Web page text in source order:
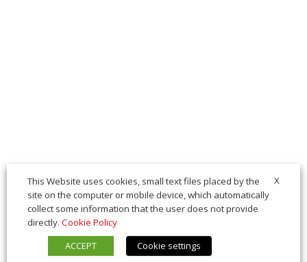
X
This Website uses cookies, small text files placed by the
site on the computer or mobile device, which automatically
collect some information that the user does not provide
directly. Cookie Policy
ACCEPT
Cookie settings